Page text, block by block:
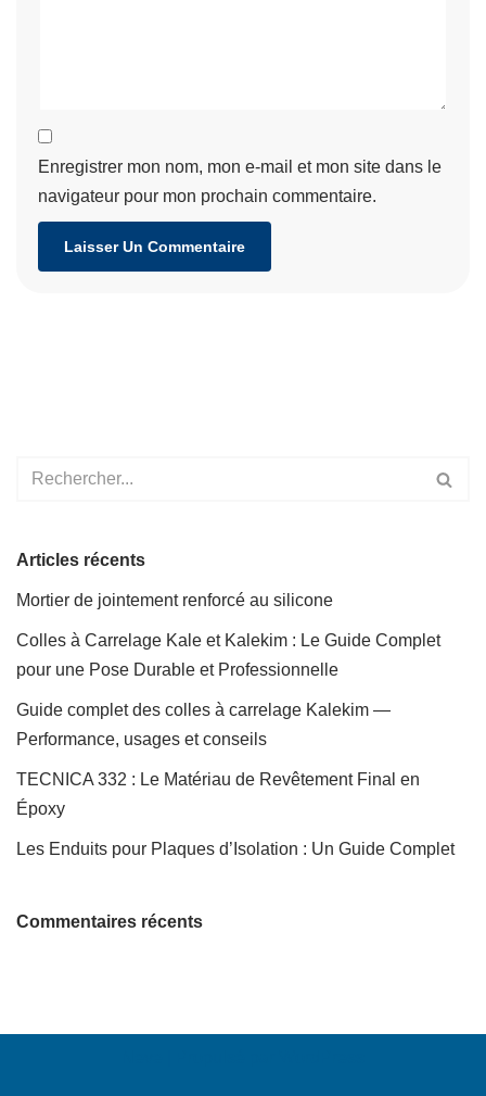
Enregistrer mon nom, mon e-mail et mon site dans le
navigateur pour mon prochain commentaire.
Articles récents
Mortier de jointement renforcé au silicone
Colles à Carrelage Kale et Kalekim : Le Guide Complet
pour une Pose Durable et Professionnelle
Guide complet des colles à carrelage Kalekim —
Performance, usages et conseils
TECNICA 332 : Le Matériau de Revêtement Final en
Époxy
Les Enduits pour Plaques d’Isolation : Un Guide Complet
Commentaires récents